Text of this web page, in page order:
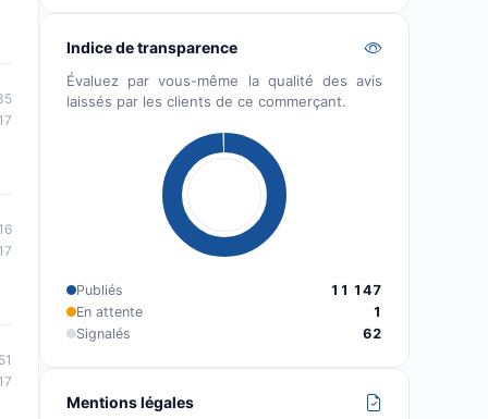
Indice de transparence
Évaluez par vous-même la qualité des avis
laissés par les clients de ce commerçant.
Publiés
11 147
En attente
1
Signalés
62
Mentions légales